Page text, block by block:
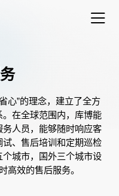
心”的理念，建立了全方
在全球范围内，库博能
人员，能够随时响应客
、售后培训和定期巡检
城市，国外三个城市设
高效的售后服务。